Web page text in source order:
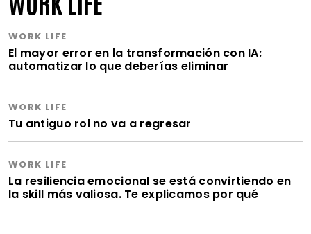
WORK LIFE
El mayor error en la transformación con IA:
automatizar lo que deberías eliminar
WORK LIFE
Tu antiguo rol no va a regresar
WORK LIFE
La resiliencia emocional se está convirtiendo en
la skill más valiosa. Te explicamos por qué